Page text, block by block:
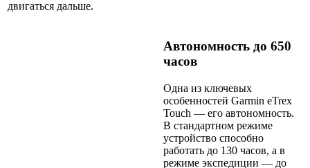
двигаться дальше.
Автономность до 650
часов
Одна из ключевых
особенностей Garmin eTrex
Touch — его автономность.
В стандартном режиме
устройство способно
работать до 130 часов, а в
режиме экспедиции — до